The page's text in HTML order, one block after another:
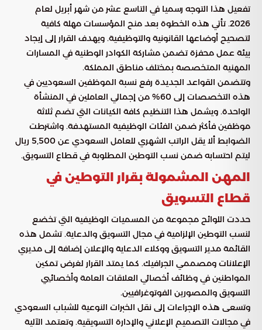
تفعيل هذا التوجه رسميا في التاسع عشر من شهر أبريل لعام
2026. تأتي هذه الخطوة بعد منح المؤسسات مهلة كافية
لتصحيح أوضاعها القانونية والتوظيفية. ويهدف القرار إلى إيجاد
بيئة عمل محفزة تضمن مشاركة الكوادر الوطنية في المسارات
المهنية المتخصصة بمختلف مناطق المملكة.
وتتضمن القواعد الجديدة رفع نسبة الموظفين السعوديين في
هذه التخصصات إلى 60% من إجمالي العاملين في المنشأة
الواحدة. ويشمل هذا التنظيم كافة الكيانات التي تضم ثلاثة
موظفين فأكثر ضمن الفئات الوظيفية المستهدفة. واشترطت
الضوابط ألا يقل الراتب الشهري للعامل السعودي عن 5,500 ريال
ليتم احتسابه ضمن نسب التوطين المطلوبة في قطاع التسويق.
المهن المشمولة بقرار التوطين في
قطاع التسويق
حددت اللوائح مجموعة من المسميات الوظيفية التي تخضع
لنسب التوطين الإلزامية في مجال التسويق والدعاية. تشمل هذه
القائمة مدير التسويق ووكلاء الدعاية والإعلان إضافة إلى مديري
الإعلانات ومصممي الجرافيك. كما يمتد القرار لغرض تمكين
المواطنين في وظائف أخصائي العلاقات العامة وأخصائيي
التسويق والمصورين الفوتوغرافيين.
وتسعى هذه الإجراءات إلى نقل الخبرات النوعية للشباب السعودي
في مجالات التصميم الإعلاني والإدارة التسويقية. وتعتمد الآلية